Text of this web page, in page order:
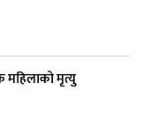
महिलाको मृत्यु